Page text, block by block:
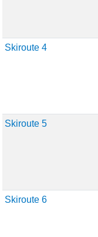
Skiroute 4
Skiroute 5
Skiroute 6